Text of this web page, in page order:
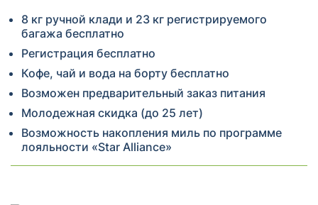
8 кг ручной клади и 23 кг регистрируемого
багажа бесплатно
Регистрация бесплатно
Кофе, чай и вода на борту бесплатно
Возможен предварительный заказ питания
Молодежная скидка (до 25 лет)
Возможность накопления миль по программе
лояльности «Star Alliance»